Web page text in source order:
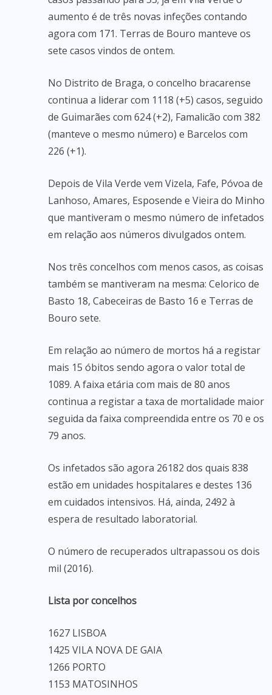
aumento é de três novas infeções contando
agora com 171. Terras de Bouro manteve os
sete casos vindos de ontem.
No Distrito de Braga, o concelho bracarense
continua a liderar com 1118 (+5) casos, seguido
de Guimarães com 624 (+2), Famalicão com 382
(manteve o mesmo número) e Barcelos com
226 (+1).
Depois de Vila Verde vem Vizela, Fafe, Póvoa de
Lanhoso, Amares, Esposende e Vieira do Minho
que mantiveram o mesmo número de infetados
em relação aos números divulgados ontem.
Nos três concelhos com menos casos, as coisas
também se mantiveram na mesma: Celorico de
Basto 18, Cabeceiras de Basto 16 e Terras de
Bouro sete.
Em relação ao número de mortos há a registar
mais 15 óbitos sendo agora o valor total de
1089. A faixa etária com mais de 80 anos
continua a registar a taxa de mortalidade maior
seguida da faixa compreendida entre os 70 e os
79 anos.
Os infetados são agora 26182 dos quais 838
estão em unidades hospitalares e destes 136
em cuidados intensivos. Há, ainda, 2492 à
espera de resultado laboratorial.
O número de recuperados ultrapassou os dois
mil (2016).
Lista por concelhos
1627 LISBOA
1425 VILA NOVA DE GAIA
1266 PORTO
1153 MATOSINHOS